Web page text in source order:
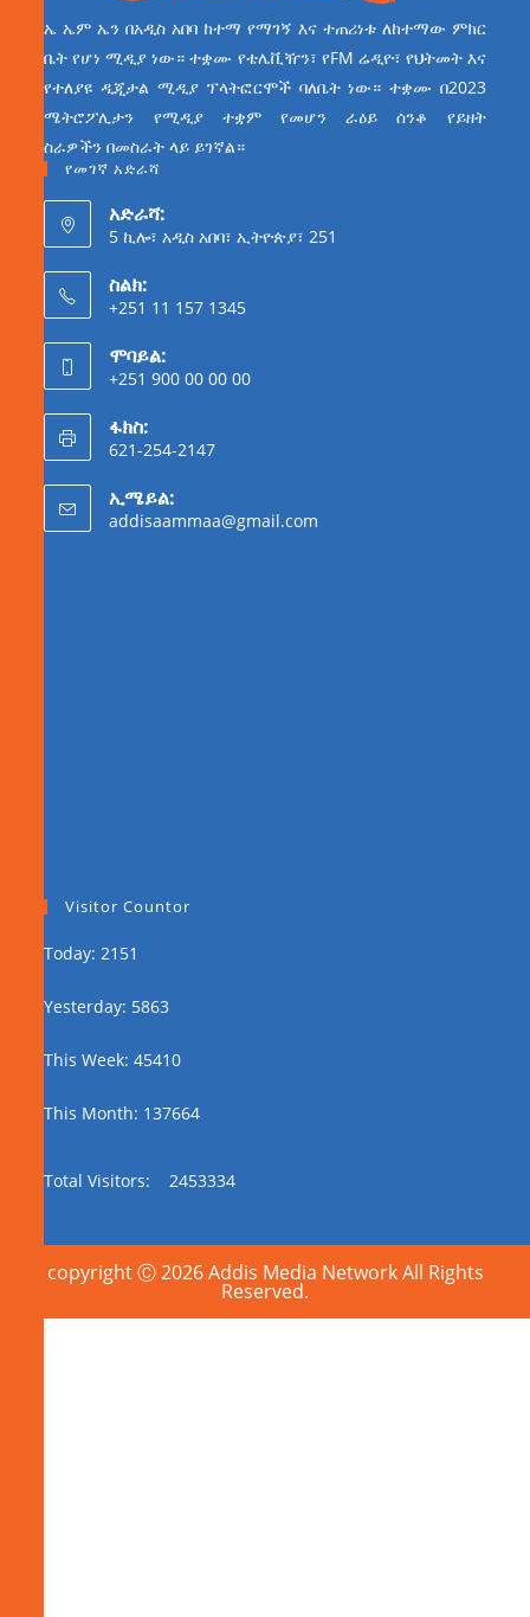
ኤ ኤም ኤን በአዲስ አበባ ከተማ የማገኝ እና ተጠሪነቱ ለከተማው ምክር
ቤት የሆነ ሚዲያ ነው። ተቋሙ የቴሌቪዥን፣ የFM ሬዲዮ፣ የህትመት እና
የተለያዩ ዲጂታል ሚዲያ ፕላትፎርሞች ባለቤት ነው። ተቋሙ በ2023
ሜትሮፖሊታን የሚዲያ ተቋም የመሆን ራዕይ ሰንቆ የይዘት
ስራዎችን በመስራት ላይ ይገኛል።
የመገኛ አድራሻ
አድራሻ:
5 ኪሎ፣ አዲስ አበባ፣ ኢትዮጵያ፣ 251
ስልክ:
+251 11 157 1345
ሞባይል:
+251 900 00 00 00
ፋክስ:
621-254-2147
ኢሜይል:
addisaammaa@gmail.com
Visitor Countor
Today: 2151
Yesterday: 5863
This Week: 45410
This Month: 137664
Total Visitors: 2453334
copyright Ⓒ 2026 Addis Media Network All Rights
Reserved.